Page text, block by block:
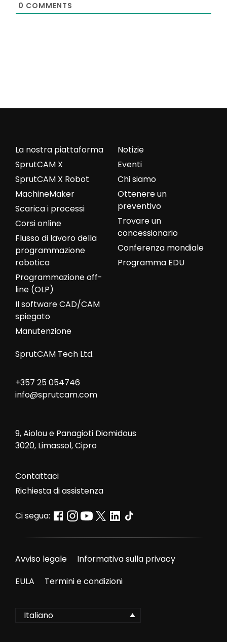
0 COMMENTS
Notizie
Eventi
Chi siamo
Ottenere un
preventivo
Trovare un
concessionario
Conferenza mondiale
Programma EDU
La nostra piattaforma
SprutCAM X
SprutCAM X Robot
MachineMaker
Scarica i processi
Corsi online
Flusso di lavoro della
programmazione
robotica
Programmazione off-
line (OLP)
Il software CAD/CAM
spiegato
Manutenzione
SprutCAM Tech Ltd.
+357 25 054746
info@sprutcam.com
9, Aiolou e Panagioti Diomidous
3020, Limassol, Cipro
Contattaci
Richiesta di assistenza
Ci segua:
Avviso legale
Informativa sulla privacy
EULA
Termini e condizioni
Italiano